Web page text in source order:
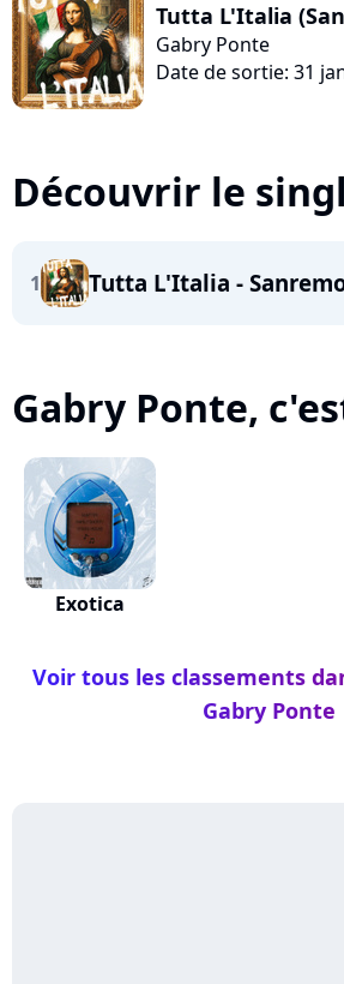
Tutta L'Italia
Gabry Ponte
Date de sortie: 31
Découvrir le
1 Tutta L'Italia -
Gabry Ponte,
Exotica
Voir tous les classements
Gabry Ponte